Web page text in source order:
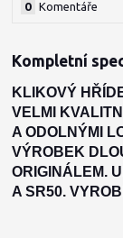
Komentáře
0
Kompletní
KLIKOVÝ
VELMI
A ODOLNÝMI
VÝROBEK
ORIGINÁLEM.
A SR50.